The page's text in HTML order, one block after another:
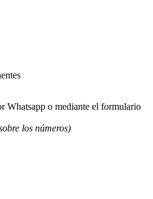
Whatsapp o mediante el formulario
los números)